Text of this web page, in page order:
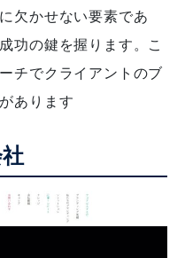
欠かせない要素であ
功の鍵を握ります。こ
チでクライアントのブ
あります